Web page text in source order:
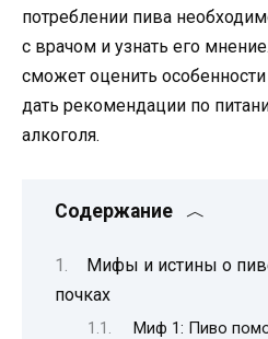
потреблении пива
с врачом и узнать его
сможет оценить
дать рекомендации по
алкоголя.
Содержание
Мифы и истины о
почках
Миф 1: Пиво